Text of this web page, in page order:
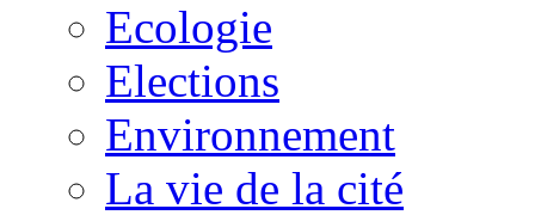
Ecologie
Elections
Environnement
La vie de la cité